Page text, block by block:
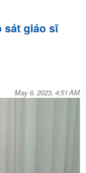
sát giáo sĩ
May 6, 2023, 4:51 AM